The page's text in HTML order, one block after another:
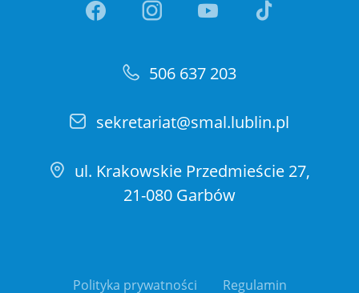
Link otwiera sie w nowej
Link otwiera sie w
Link otwiera
506 637 203
sekretariat@smal.lublin.pl
ul. Krakowskie Przedmieście 27,
21-080 Garbów
Polityka prywatności
Regulamin